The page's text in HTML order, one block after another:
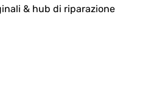
& hub di riparazione